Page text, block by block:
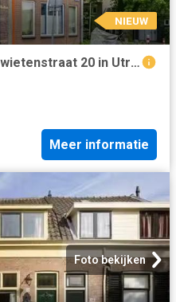
NIEUW
Huis te koop Adriaan van Zwietenstraat 20 in Utrecht voor € 53.
Meer informatie
Foto bekijken